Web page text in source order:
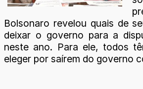
Bolsonaro revelou quais de
deixar o governo para a
neste ano. Para ele, todos
eleger por saírem do governo